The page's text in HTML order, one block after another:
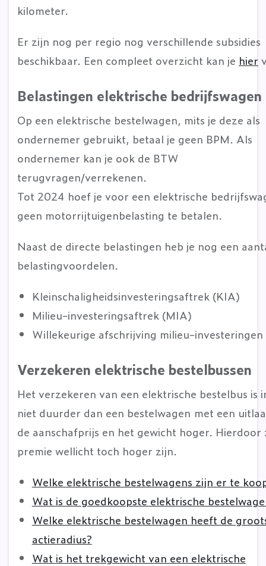
kilometer.
Er zijn nog per regio nog verschillende subsidies
beschikbaar. Een compleet overzicht kan je hier
Belastingen elektrische bedrijfswagen
Op een elektrische bestelwagen, mits je deze als
ondernemer gebruikt, betaal je geen BPM. Als
ondernemer kan je ook de BTW
terugvragen/verrekenen.
Tot 2024 hoef je voor een elektrische
geen motorrijtuigenbelasting te betalen.
Naast de directe belastingen heb je nog een
belastingvoordelen.
Kleinschaligheidsinvesteringsaftrek (KIA)
Milieu-investeringsaftrek (MIA)
Willekeurige afschrijving milieu-investeringen
Verzekeren elektrische bestelbussen
Het verzekeren van een elektrische bestelbus is
niet duurder dan een bestelwagen met een
de aanschafprijs en het gewicht hoger. Hierdoor
premie wellicht toch hoger zijn.
Welke elektrische bestelwagens zijn er te
Wat is de goedkoopste elektrische
Welke elektrische bestelwagen heeft de
actieradius?
Wat is het trekgewicht van een elektrische